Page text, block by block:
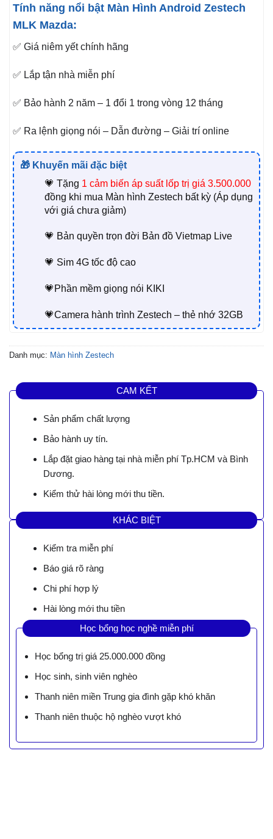
Tính năng nổi bật Màn Hình Android Zestech
MLK Mazda:
✅ Giá niêm yết chính hãng
✅ Lắp tận nhà miễn phí
✅ Bảo hành 2 năm – 1 đổi 1 trong vòng 12 tháng
✅ Ra lệnh giọng nói – Dẫn đường – Giải trí online
🎁 Khuyến mãi đặc biệt
💗 Tặng 1 cảm biến áp suất lốp trị giá 3.500.000
đồng khi mua Màn hình Zestech bất kỳ (Áp dụng
với giá chưa giảm)
💗 Bản quyền trọn đời Bản đồ Vietmap Live
💗 Sim 4G tốc độ cao
💗Phần mềm giọng nói KIKI
💗Camera hành trình Zestech – thẻ nhớ 32GB
Danh mục: Màn hình Zestech
CAM KẾT
Sản phẩm chất lượng
Bảo hành uy tín.
Lắp đặt giao hàng tại nhà miễn phí Tp.HCM và Bình
Dương.
Kiểm thử hài lòng mới thu tiền.
KHÁC BIỆT
Kiểm tra miễn phí
Báo giá rõ ràng
Chi phí hợp lý
Hài lòng mới thu tiền
Học bổng học nghề miễn phí
Học bổng trị giá 25.000.000 đồng
Học sinh, sinh viên nghèo
Thanh niên miền Trung gia đình gặp khó khăn
Thanh niên thuộc hộ nghèo vượt khó